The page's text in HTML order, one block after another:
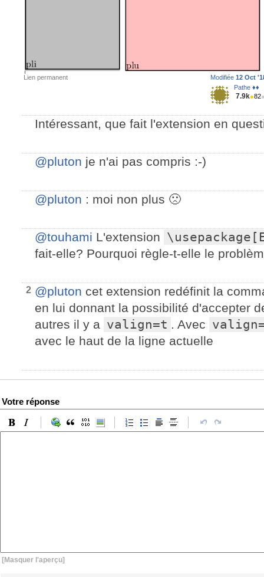
Lien permanent Modifiée 12 Oct
Pathe ♦♦
7.9k●82
Intéressant, que fait l'extension en
@pluton je n'ai pas compris :-)
@pluton : moi non plus 🙁
@touhami L'extension
fait-elle? Pourquoi règle-t-elle le
2 @pluton cet extension redéfinit la
en lui donnant la possibilité d'accepter
autres il y a valign=t . Avec
avec le haut de la ligne actuelle
Votre réponse
[Masquer l'aperçu]